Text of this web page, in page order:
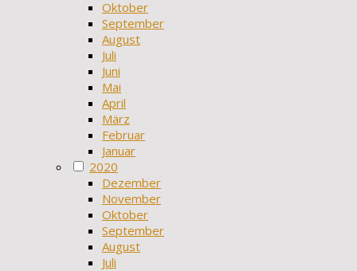
Oktober
September
August
Juli
Juni
Mai
April
März
Februar
Januar
2020
Dezember
November
Oktober
September
August
Juli